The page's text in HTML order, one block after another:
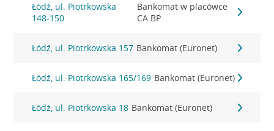
Łódź, ul. Piotrkowska
148-150
Bankomat w placówce
CA BP
Łódź, ul. Piotrkowska 157 Bankomat (Euronet)
Łódź, ul. Piotrkowska 165/169 Bankomat (Euronet)
Łódź, ul. Piotrkowska 18 Bankomat (Euronet)